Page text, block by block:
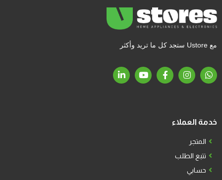
مع Ustore ستجد كل ما تريد وأكثر
خدمة العملاء
المتجر
تتبع الطلب
حسابي